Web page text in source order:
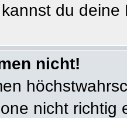
du
nicht!
nicht richtig